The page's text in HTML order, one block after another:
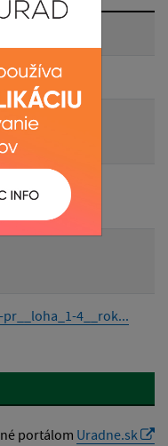
Reset
pr__loha_1-4__rok...
portálom Uradne.sk